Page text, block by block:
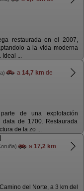
restaurada en el 2007,
a la vida moderna
Ideal ...
a 14,7 km de
de una explotación
data de 1700. Restaurada
de la zo ...
a 17,2 km
del Norte, a 3 km del